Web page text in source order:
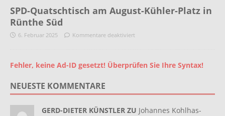
SPD-Quatschtisch am August-Kühler-Platz in
Rünthe Süd
6. Februar 2025 Kommentare deaktiviert
Fehler, keine Ad-ID gesetzt! Überprüfen Sie Ihre Syntax!
NEUESTE KOMMENTARE
GERD-DIETER KÜNSTLER ZU Johannes Kohlhas-